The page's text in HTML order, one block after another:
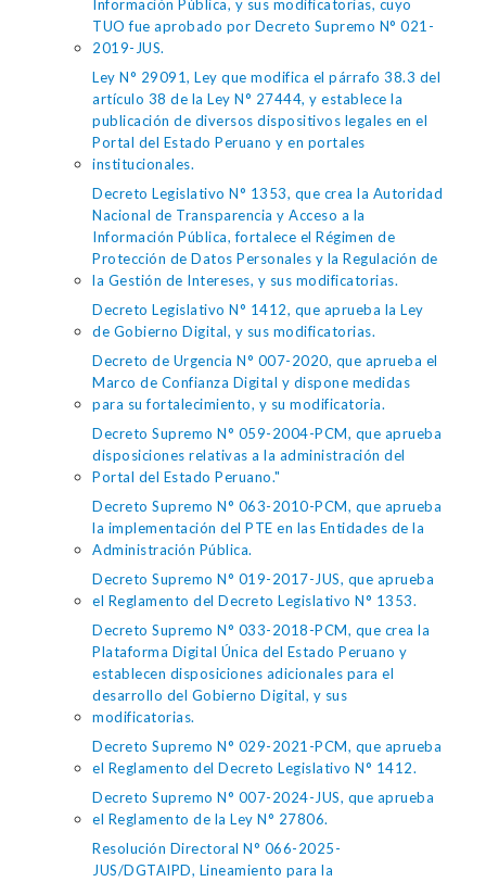
Información Pública, y sus modificatorias, cuyo
TUO fue aprobado por Decreto Supremo N° 021-
2019-JUS.
Ley N° 29091, Ley que modifica el párrafo 38.3 del
artículo 38 de la Ley N° 27444, y establece la
publicación de diversos dispositivos legales en el
Portal del Estado Peruano y en portales
institucionales.
Decreto Legislativo N° 1353, que crea la Autoridad
Nacional de Transparencia y Acceso a la
Información Pública, fortalece el Régimen de
Protección de Datos Personales y la Regulación de
la Gestión de Intereses, y sus modificatorias.
Decreto Legislativo N° 1412, que aprueba la Ley
de Gobierno Digital, y sus modificatorias.
Decreto de Urgencia N° 007-2020, que aprueba el
Marco de Confianza Digital y dispone medidas
para su fortalecimiento, y su modificatoria.
Decreto Supremo N° 059-2004-PCM, que aprueba
disposiciones relativas a la administración del
Portal del Estado Peruano."
Decreto Supremo N° 063-2010-PCM, que aprueba
la implementación del PTE en las Entidades de la
Administración Pública.
Decreto Supremo N° 019-2017-JUS, que aprueba
el Reglamento del Decreto Legislativo N° 1353.
Decreto Supremo N° 033-2018-PCM, que crea la
Plataforma Digital Única del Estado Peruano y
establecen disposiciones adicionales para el
desarrollo del Gobierno Digital, y sus
modificatorias.
Decreto Supremo N° 029-2021-PCM, que aprueba
el Reglamento del Decreto Legislativo N° 1412.
Decreto Supremo N° 007-2024-JUS, que aprueba
el Reglamento de la Ley N° 27806.
Resolución Directoral N° 066-2025-
JUS/DGTAIPD, Lineamiento para la